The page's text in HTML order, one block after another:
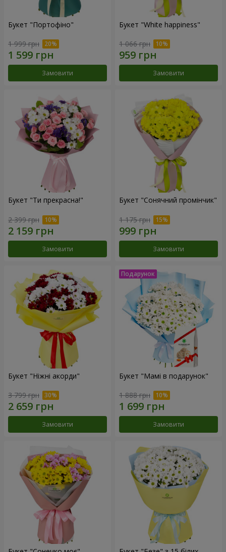
Букет "Портофіно"
1 999 грн
Замовити
Букет "White happiness"
1 066 грн
Замовити
Букет "Ти прекрасна!"
2 399 грн
Замовити
Букет "Сонячний промінчик"
1 175 грн
Замовити
Букет "Ніжні акорди"
3 799 грн
Замовити
Букет "Мамі в подарунок"
1 888 грн
Замовити